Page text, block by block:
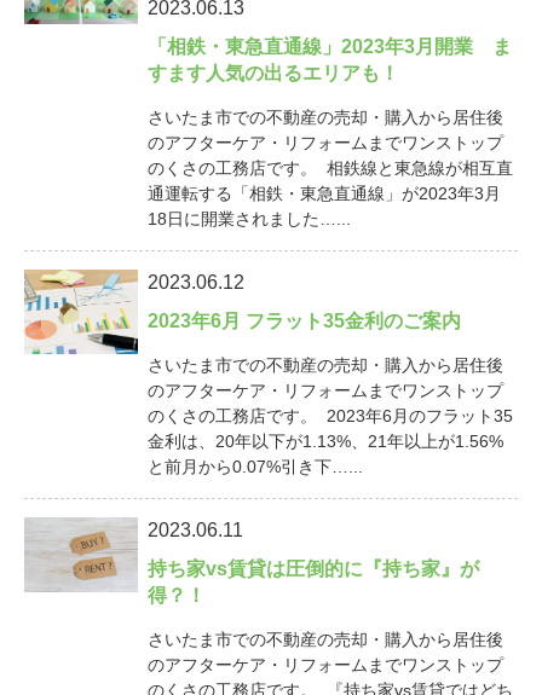
2023.06.13
「相鉄・東急直通線」2023年3月開業 ま
すます人気の出るエリアも！
さいたま市での不動産の売却・購入から居住後
のアフターケア・リフォームまでワンストップ
のくさの工務店です。 相鉄線と東急線が相互直
通運転する「相鉄・東急直通線」が2023年3月
18日に開業されました…...
2023.06.12
2023年6月 フラット35金利のご案内
さいたま市での不動産の売却・購入から居住後
のアフターケア・リフォームまでワンストップ
のくさの工務店です。 2023年6月のフラット35
金利は、20年以下が1.13%、21年以上が1.56%
と前月から0.07%引き下…...
2023.06.11
持ち家vs賃貸は圧倒的に『持ち家』が
得？！
さいたま市での不動産の売却・購入から居住後
のアフターケア・リフォームまでワンストップ
のくさの工務店です。 『持ち家vs賃貸ではどち